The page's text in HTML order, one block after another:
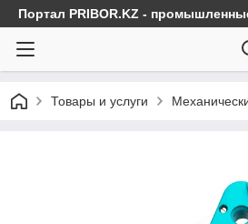
Портал PRIBOR.KZ -
Товары и услуги